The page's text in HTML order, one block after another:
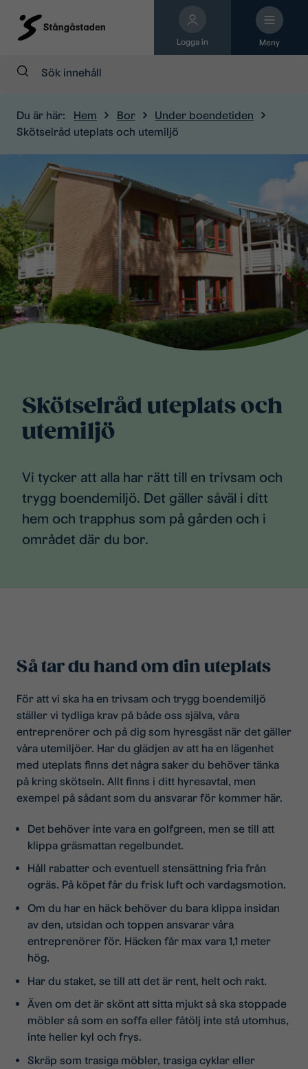
Logga in Meny
Sök:
Du är här: Hem Bor
Under boendetiden
Skötselråd uteplats och utemiljö
Skötselråd uteplats och
utemiljö
Vi tycker att alla har rätt till en trivsam och
trygg boendemiljö. Det gäller såväl i ditt
hem och trapphus som på gården och i
området där du bor.
Så tar du hand om din uteplats
För att vi ska ha en trivsam och trygg boendemiljö
ställer vi tydliga krav på både oss själva, våra
entreprenörer och på dig som hyresgäst när det gäller
våra utemiljöer. Har du glädjen av att ha en lägenhet
med uteplats finns det några saker du behöver tänka
på kring skötseln. Allt finns i ditt hyresavtal, men
exempel på sådant som du ansvarar för kommer här.
Det behöver inte vara en golfgreen, men se till att
klippa gräsmattan regelbundet.
Håll rabatter och eventuell stensättning fria från
ogräs. På köpet får du frisk luft och vardagsmotion.
Om du har en häck behöver du bara klippa insidan
av den, utsidan och toppen ansvarar våra
entreprenörer för. Häcken får max vara 1,1 meter
hög.
Har du staket, se till att det är rent, helt och rakt.
Även om det är skönt att sitta mjukt så ska stoppade
möbler så som en soffa eller fåtölj inte stå utomhus,
inte heller kyl och frys.
Skräp som trasiga möbler, trasiga cyklar eller